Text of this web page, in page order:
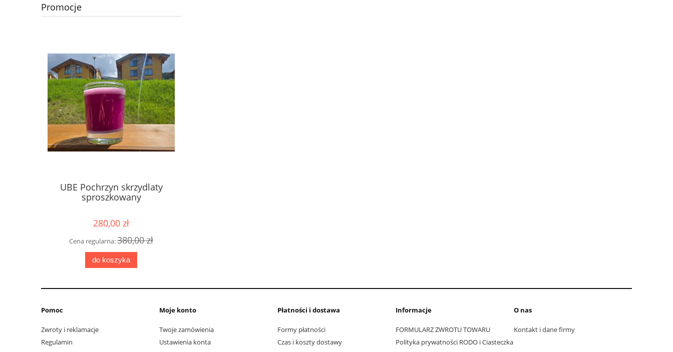
Promocje
UBE Pochrzyn skrzydlaty
sproszkowany
280,00 zł
Cena regularna:380,00 zł
do koszyka
Pomoc
Zwroty i reklamacje
Regulamin
Moje konto
Twoje zamówienia
Ustawienia konta
Płatności i dostawa
Formy płatności
Czas i koszty dostawy
Informacje
FORMULARZ ZWROTU TOWARU
Polityka prywatności RODO i Ciasteczka
O nas
Kontakt i dane firmy